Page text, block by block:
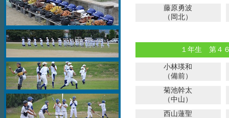
藤原勇波
（岡北）
１年生 第４
小林瑛和
（備前）
菊池幹太
（中山）
西山蓮聖